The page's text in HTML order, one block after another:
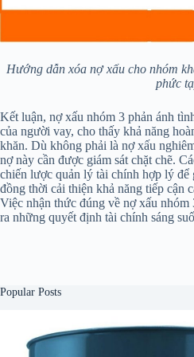
Hướng dẫn xóa nợ xấu cho nhóm
phức
Kết luận, nợ xấu nhóm 3 phản ánh
của người vay, cho thấy khả năng
khăn. Dù không phải là nợ xấu
nợ này cần được giám sát chặt chẽ.
chiến lược quản lý tài chính hợp lý để
đồng thời cải thiện khả năng tiếp cận
Việc nhận thức đúng về nợ xấu nhóm
ra những quyết định tài chính sáng
Popular Posts